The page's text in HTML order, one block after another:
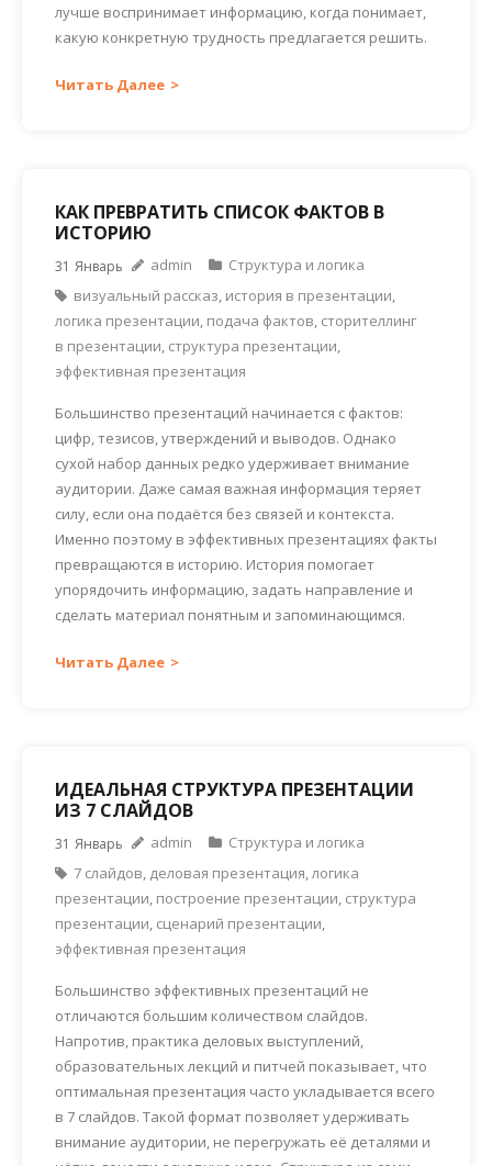
лучше воспринимает информацию, когда понимает,
какую конкретную трудность предлагается решить.
Читать Далее
КАК ПРЕВРАТИТЬ СПИСОК ФАКТОВ В
ИСТОРИЮ
31 Январь admin
Структура и логика
визуальный рассказ история в презентации
логика презентации подача фактов сторителлинг
в презентации структура презентации
эффективная презентация
Большинство презентаций начинается с фактов:
цифр, тезисов, утверждений и выводов. Однако
сухой набор данных редко удерживает внимание
аудитории. Даже самая важная информация теряет
силу, если она подаётся без связей и контекста.
Именно поэтому в эффективных презентациях факты
превращаются в историю. История помогает
упорядочить информацию, задать направление и
сделать материал понятным и запоминающимся.
Читать Далее
ИДЕАЛЬНАЯ СТРУКТУРА ПРЕЗЕНТАЦИИ
ИЗ 7 СЛАЙДОВ
31 Январь admin
Структура и логика
7 слайдов деловая презентация логика
презентации построение презентации структура
презентации сценарий презентации
эффективная презентация
Большинство эффективных презентаций не
отличаются большим количеством слайдов.
Напротив, практика деловых выступлений,
образовательных лекций и питчей показывает, что
оптимальная презентация часто укладывается всего
в 7 слайдов. Такой формат позволяет удерживать
внимание аудитории, не перегружать её деталями и